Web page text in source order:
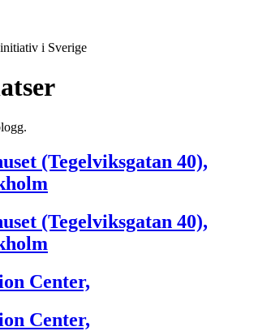
i Sverige
(Tegelviksgatan 40),
(Tegelviksgatan 40),
Center,
Center,